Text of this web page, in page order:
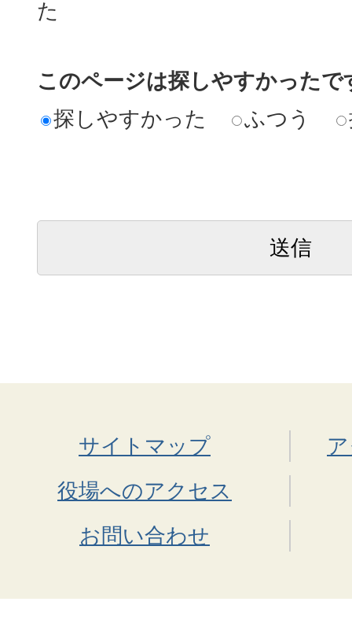
た
このページは探しやすかったで
探しやすかった
ふつう
サイトマップ
役場へのアクセス
お問い合わせ